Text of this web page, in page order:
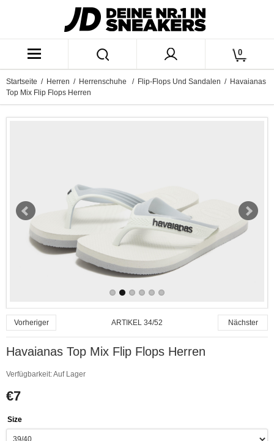
0
Startseite / Herren / Herrenschuhe / Flip-Flops Und Sandalen / Havaianas
Top Mix Flip Flops Herren
Vorheriger ARTIKEL 34/52 Nächster
Havaianas Top Mix Flip Flops Herren
Verfügbarkeit:Auf Lager
€7
Size